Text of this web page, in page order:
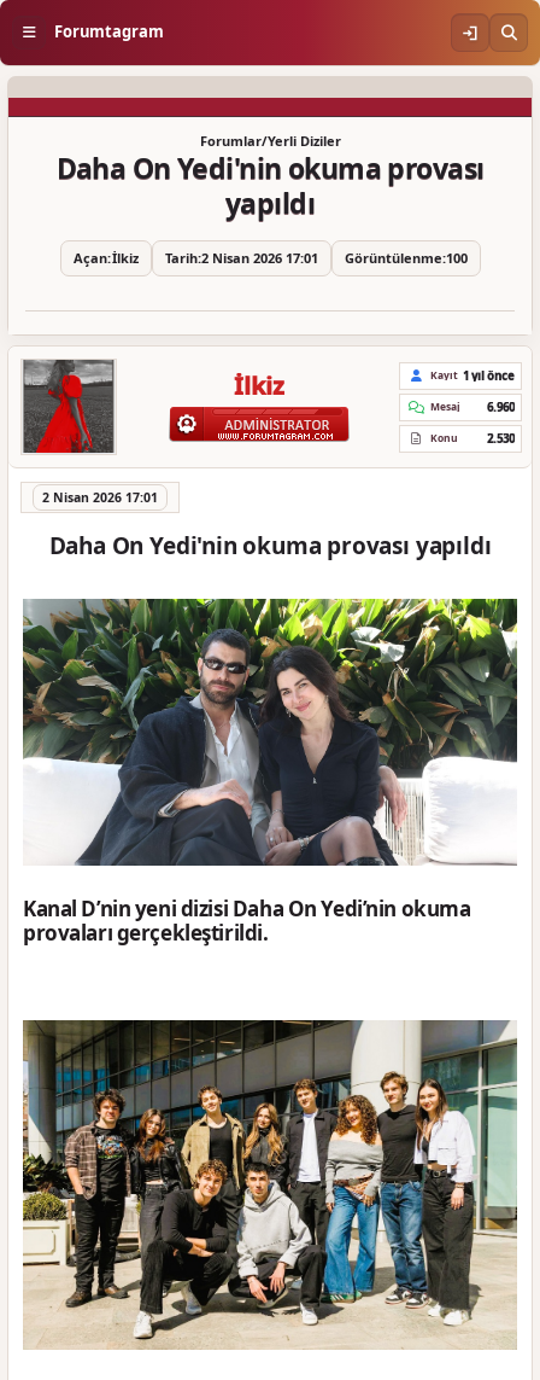
Forumtagram
Forumlar/Yerli Diziler
Daha On Yedi'nin okuma provası
yapıldı
Açan:İlkiz Tarih:2 Nisan 2026 17:01 Görüntülenme:100
İlkiz Kayıt 1 yıl önce
Mesaj 6.960
Konu 2.530
2 Nisan 2026 17:01
Daha On Yedi'nin okuma provası yapıldı
Kanal D’nin yeni dizisi Daha On Yedi’nin okuma
provaları gerçekleştirildi.